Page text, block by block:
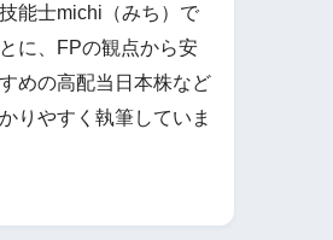
能士michi（みち）で
に、FPの観点から安
めの高配当日本株など
りやすく執筆していま